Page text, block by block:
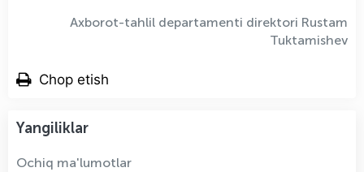
Axborot-tahlil departamenti direktori Rustam
Tuktamishev
Chop etish
Yangiliklar
Ochiq ma'lumotlar